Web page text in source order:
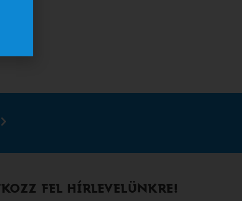
FEL HÍRLEVELÜNKRE!